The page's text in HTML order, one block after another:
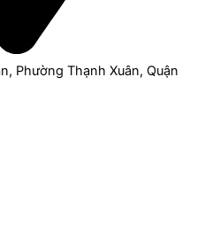
Phường Thạnh Xuân, Quận